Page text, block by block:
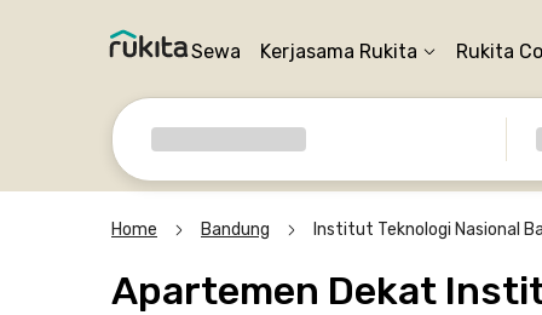
Sewa Kerjasama Rukita Rukita
Home Bandung Institut Teknologi Nasional
Apartemen Dekat